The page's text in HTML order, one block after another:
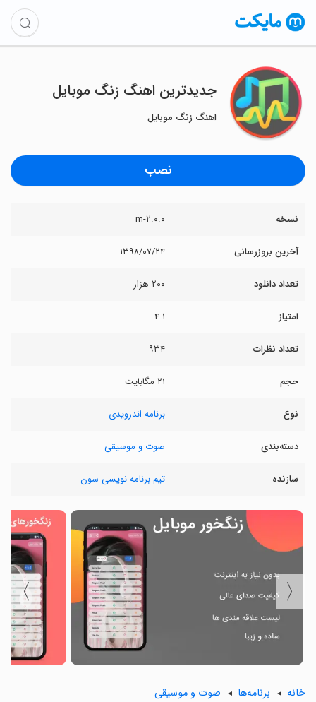
جدیدترین اهنگ زنگ موبایل
اهنگ زنگ موبایل
نصب
نسخه ۲.۰.۰-m
آخرین بروزرسانی ۱۳۹۸/۰۷/۲۴
تعداد دانلود ۲۰۰ هزار
امتیاز ۴.۱
تعداد نظرات ۹۳۴
حجم ۲۱ مگابایت
نوع برنامه اندرویدی
دسته‌بندی صوت و موسیقی
سازنده تیم برنامه نویسی سون
〈
〉
خانه برنامه‌ها صوت و موسیقی